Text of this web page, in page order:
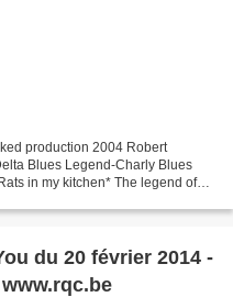
production 2004 Robert
Blues Legend-Charly Blues
in my kitchen* The legend of
du 20 février 2014 -